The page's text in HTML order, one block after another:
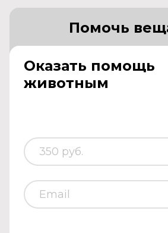
Оказать помощь
животным
Помочь